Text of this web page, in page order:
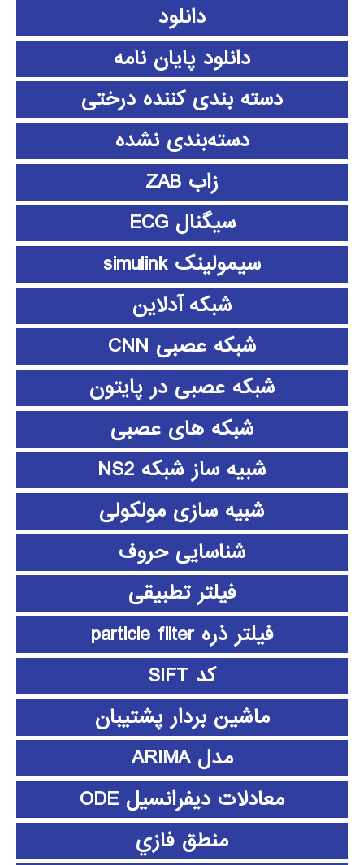
دانلود
دانلود پايان نامه
دسته بندی کننده درختی
دسته‌بندی نشده
زاب ZAB
سیگنال ECG
سیمولینک simulink
شبکه آدلاین
شبکه عصبی CNN
شبکه عصبی در پایتون
شبکه های عصبی
شبیه ساز شبکه NS2
شبیه سازی مولکولی
شناسایی حروف
فیلتر تطبیقی
فیلتر ذره particle filter
کد SIFT
ماشین بردار پشتیبان
مدل ARIMA
معادلات دیفرانسیل ODE
منطق فازي